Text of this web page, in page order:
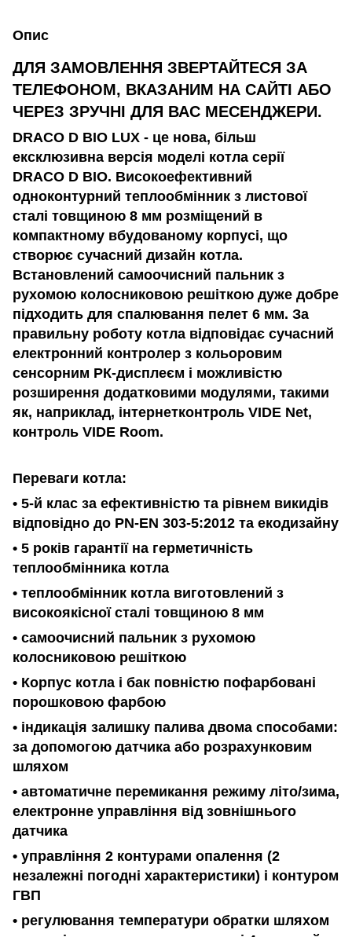
Опис
ДЛЯ ЗАМОВЛЕННЯ ЗВЕРТАЙТЕСЯ ЗА
ТЕЛЕФОНОМ, ВКАЗАНИМ НА САЙТІ АБО
ЧЕРЕЗ ЗРУЧНІ ДЛЯ ВАС МЕСЕНДЖЕРИ.
DRACO D BIO LUX - це нова, більш
ексклюзивна версія моделі котла серії
DRACO D BIO. Високоефективний
одноконтурний теплообмінник з листової
сталі товщиною 8 мм розміщений в
компактному вбудованому корпусі, що
створює сучасний дизайн котла.
Встановлений самоочисний пальник з
рухомою колосниковою решіткою дуже добре
підходить для спалювання пелет 6 мм. За
правильну роботу котла відповідає сучасний
електронний контролер з кольоровим
сенсорним РК-дисплеєм і можливістю
розширення додатковими модулями, такими
як, наприклад, інтернетконтроль VIDE Net,
контроль VIDE Room.
Переваги котла:
• 5-й клас за ефективністю та рівнем викидів
відповідно до PN-EN 303-5:2012 та екодизайну
• 5 років гарантії на герметичність
теплообмінника котла
• теплообмінник котла виготовлений з
високоякісної сталі товщиною 8 мм
• самоочисний пальник з рухомою
колосниковою решіткою
• Корпус котла і бак повністю пофарбовані
порошковою фарбою
• індикація залишку палива двома способами:
за допомогою датчика або розрахунковим
шляхом
• автоматичне перемикання режиму літо/зима,
електронне управління від зовнішнього
датчика
• управління 2 контурами опалення (2
незалежні погодні характеристики) і контуром
ГВП
• регулювання температури обратки шляхом